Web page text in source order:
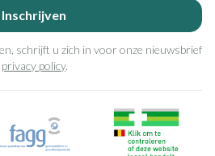
Inschrijven
schrijft u zich in voor onze nieuwsbrief
privacy policy.